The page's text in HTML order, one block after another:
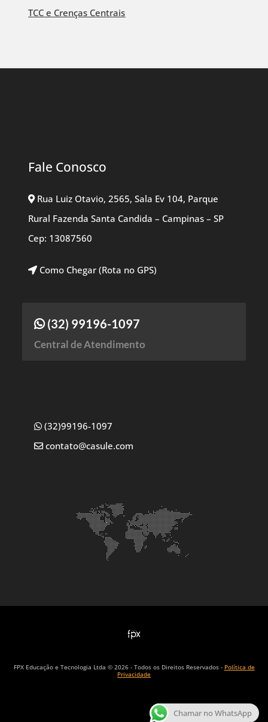
TCC e Crenças Centrais
Fale Conosco
Rua Luiz Otavio, 2565, Sala Ev 104, Parque
Rural Fazenda Santa Candida – Campinas – SP
Cep: 13087560
Como Chegar (Rota no GPS)
(32) 99196-1097
Central de Atendimento
(32)99196-1097
contato@casule.com
FPX Educação e Tecnologia Ltda © 2026 - Todos os Direitos Reservados - Política de
Privacidade
Chamar no WhatsApp